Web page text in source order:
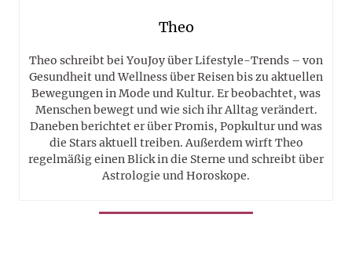
Theo
Theo schreibt bei YouJoy über Lifestyle-Trends – von
Gesundheit und Wellness über Reisen bis zu aktuellen
Bewegungen in Mode und Kultur. Er beobachtet, was
Menschen bewegt und wie sich ihr Alltag verändert.
Daneben berichtet er über Promis, Popkultur und was
die Stars aktuell treiben. Außerdem wirft Theo
regelmäßig einen Blick in die Sterne und schreibt über
Astrologie und Horoskope.